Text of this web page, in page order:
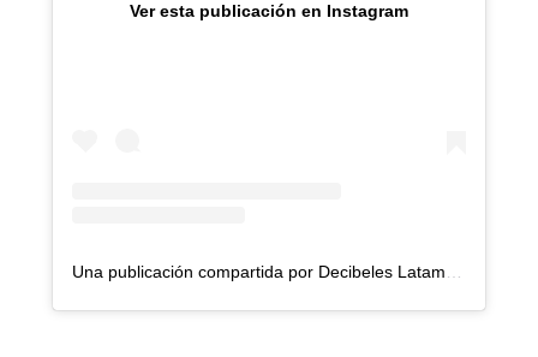
Ver esta publicación en Instagram